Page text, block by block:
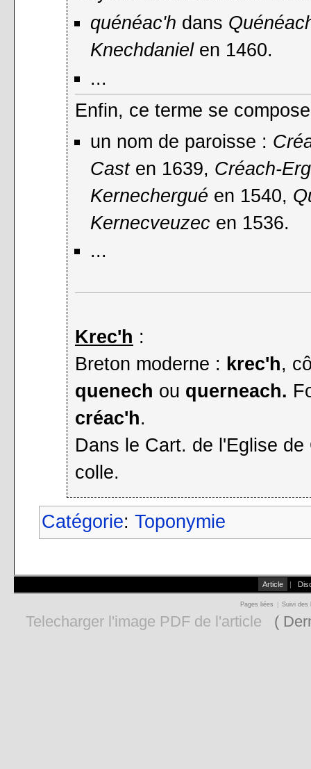
quénéac'h dans
Knechdanielen 1460.
...
Enfin, ce terme se
un nom de paroisse :
Casten 1639, Créach-
Kernechergué en 1540,
Kernecveuzec en 1536.
...
Krec'h :
Breton moderne : krec'h,
quenech ou querneach.
créac'h.
Dans le Cart. de l'Eglise
colle.
Catégorie:Toponymie
Article
Pages liées Suivi des
Telecharger l'image PDF de l'article (